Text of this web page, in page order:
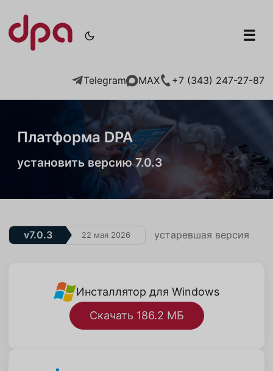
☰
Telegram MAX +7 (343) 247-27-87
Платформа DPA
установить версию 7.0.3
v7.0.3 22 мая 2026 устаревшая версия
Инсталлятор для Windows
Скачать 186.2 МБ